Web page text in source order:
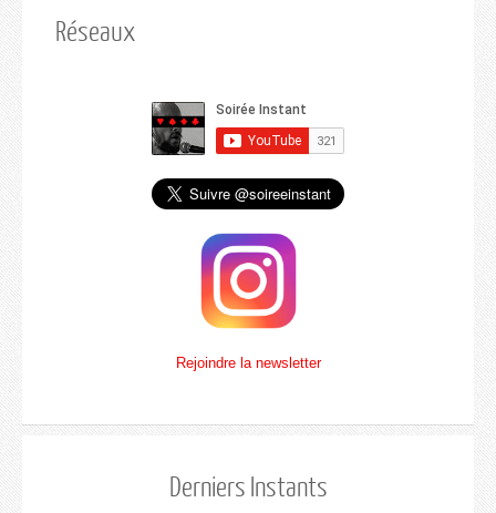
Réseaux
Rejoindre la newsletter
Derniers Instants